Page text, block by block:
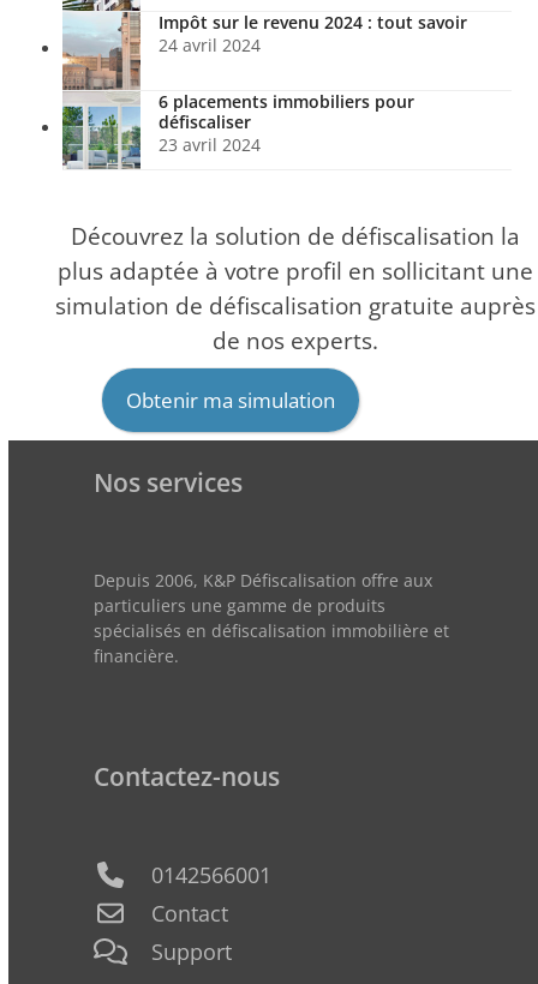
Impôt sur le revenu 2024 : tout savoir
24 avril 2024
6 placements immobiliers pour
défiscaliser
23 avril 2024
Découvrez la solution de défiscalisation la
plus adaptée à votre profil en sollicitant une
simulation de défiscalisation gratuite auprès
de nos experts.
Obtenir ma simulation
Nos services
Depuis 2006, K&P Défiscalisation offre aux
particuliers une gamme de produits
spécialisés en défiscalisation immobilière et
financière.
Contactez-nous
0142566001
Contact
Support